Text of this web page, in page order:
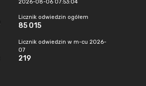
2026-08-06 07:53:04
Licznik odwiedzin ogółem
85 015
Licznik odwiedzin w m-cu 2026-
07
219